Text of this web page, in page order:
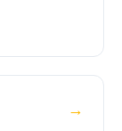
→